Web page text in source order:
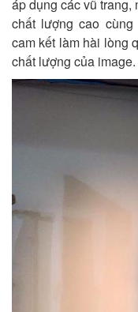
áp dụng các vũ trang,
chất lượng cao
cam kết làm hài lòng
chất lượng của image.